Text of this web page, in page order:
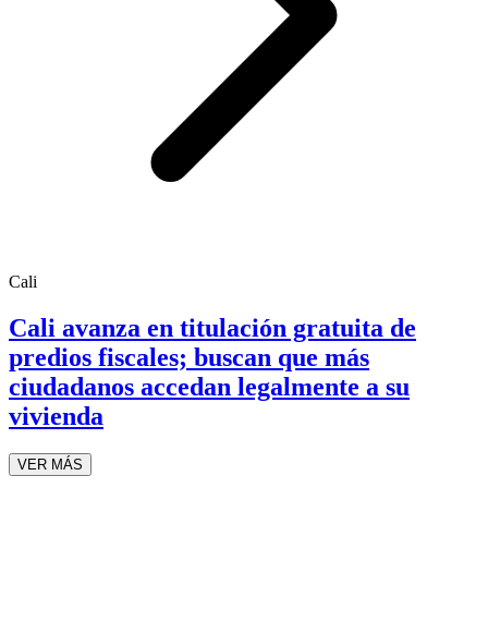
Cali
Cali avanza en titulación gratuita de
predios fiscales; buscan que más
ciudadanos accedan legalmente a su
vivienda
VER MÁS